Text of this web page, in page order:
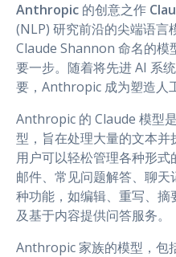
Anthropic 的创意之作
(NLP) 研究前沿的尖端语言
Claude Shannon 命名的模
要一步。随着将先进 AI 系
要，Anthropic 成为塑造人
Anthropic 的 Claude 模型
型，旨在处理大量的文本并
用户可以轻松管理各种形
邮件、常见问题解答、聊
种功能，如编辑、重写、
及基于内容提供问答服务。
Anthropic 家族的模型，包